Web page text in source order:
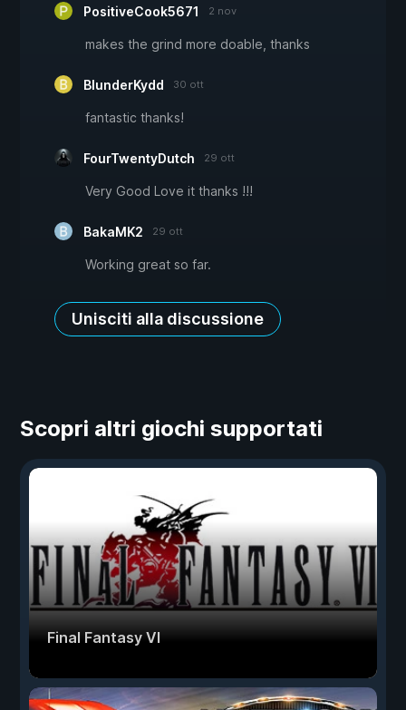
PositiveCook5671 2 nov
makes the grind more doable, thanks
BlunderKydd 30 ott
fantastic thanks!
FourTwentyDutch 29 ott
Very Good Love it thanks !!!
BakaMK2 29 ott
Working great so far.
Unisciti alla discussione
Scopri altri giochi supportati
Final Fantasy VI